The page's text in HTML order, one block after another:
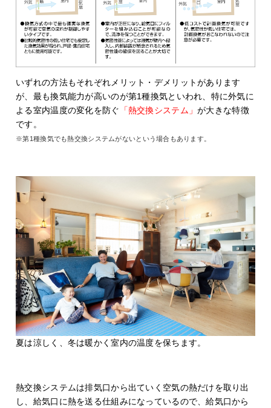
いずれの方法もそれぞれメリット・デメリットがあります
が、最も換気能力が高いのが第1種換気といわれ、特に外気に
よる室内温度の変化を防ぐ 「熱交換システム」が大きな特徴
です。
※第1種換気でも熱交換システムがないという場合もあります。
夏は涼しく、冬は暖かく室内の温度を保ちます。
熱交換システムは排気口から出ていく空気の熱だけを取り出
し、給気口に熱を送る仕組みになっているので、給気口から